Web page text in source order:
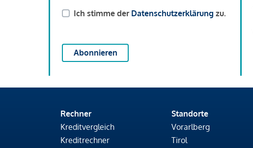
Ich stimme der Datenschutzerklärung zu.
Abonnieren
Rechner
Kreditvergleich
Kreditrechner
Standorte
Vorarlberg
Tirol